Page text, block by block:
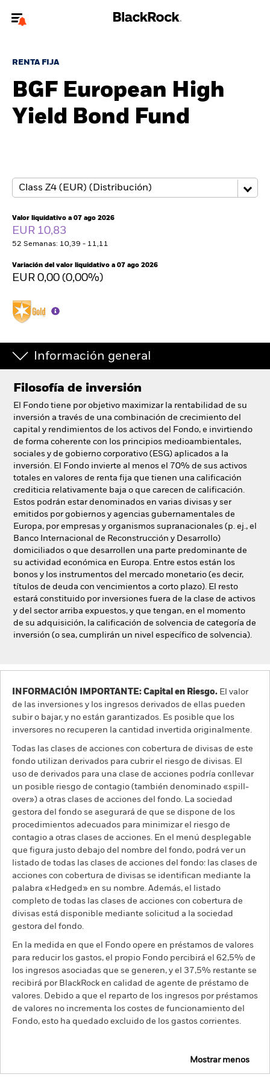
particulares.
relevante, por favor, actualiza
tu tipo de usuario.
Quiénes somos
Perspectivas
España
BlackRock
iShares
Nuestra compañía
RENTA FIJA
BGF European High
Yield Bond Fund
Valor liquidativo a 07 ago 2026
EUR 10,83
52 Semanas: 10,39 - 11,11
Variación del valor liquidativo a 07 ago 2026
EUR 0,00 (0,00%)
Información general
Filosofía de inversión
El Fondo tiene por objetivo maximizar la rentabilidad de su
inversión a través de una combinación de crecimiento del
capital y rendimientos de los activos del Fondo, e invirtiendo
de forma coherente con los principios medioambientales,
sociales y de gobierno corporativo (ESG) aplicados a la
inversión. El Fondo invierte al menos el 70% de sus activos
totales en valores de renta fija que tienen una calificación
crediticia relativamente baja o que carecen de calificación.
Estos podrán estar denominados en varias divisas y ser
emitidos por gobiernos y agencias gubernamentales de
Europa, por empresas y organismos supranacionales (p. ej., el
Banco Internacional de Reconstrucción y Desarrollo)
domiciliados o que desarrollen una parte predominante de
su actividad económica en Europa. Entre estos están los
bonos y los instrumentos del mercado monetario (es decir,
títulos de deuda con vencimientos a corto plazo). El resto
estará constituido por inversiones fuera de la clase de activos
y del sector arriba expuestos, y que tengan, en el momento
de su adquisición, la calificación de solvencia de categoría de
inversión (o sea, cumplirán un nivel específico de solvencia).
INFORMACIÓN IMPORTANTE: Capital en Riesgo. El valor
de las inversiones y los ingresos derivados de ellas pueden
subir o bajar, y no están garantizados. Es posible que los
inversores no recuperen la cantidad invertida originalmente.
Todas las clases de acciones con cobertura de divisas de este
fondo utilizan derivados para cubrir el riesgo de divisas. El
uso de derivados para una clase de acciones podría conllevar
un posible riesgo de contagio (también denominado «spill-
over») a otras clases de acciones del fondo. La sociedad
gestora del fondo se asegurará de que se dispone de los
procedimientos adecuados para minimizar el riesgo de
contagio a otras clases de acciones. En el menú desplegable
que figura justo debajo del nombre del fondo, podrá ver un
listado de todas las clases de acciones del fondo: las clases de
acciones con cobertura de divisas se identifican mediante la
palabra «Hedged» en su nombre. Además, el listado
completo de todas las clases de acciones con cobertura de
divisas está disponible mediante solicitud a la sociedad
gestora del fondo.
En la medida en que el Fondo opere en préstamos de valores
para reducir los gastos, el propio Fondo percibirá el 62,5% de
los ingresos asociadas que se generen, y el 37,5% restante se
recibirá por BlackRock en calidad de agente de préstamo de
valores. Debido a que el reparto de los ingresos por préstamos
de valores no incrementa los costes de funcionamiento del
Fondo, esto ha quedado excluido de los gastos corrientes.
Mostrar menos